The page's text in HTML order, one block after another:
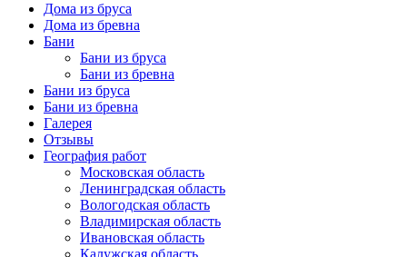
Дома из бруса
Дома из бревна
Бани
Бани из бруса
Бани из бревна
Бани из бруса
Бани из бревна
Галерея
Отзывы
География работ
Московская область
Ленинградская область
Вологодская область
Владимирская область
Ивановская область
Калужская область